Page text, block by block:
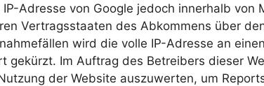
Adresse von Google jedoch innerhalb von
Vertragsstaaten des Abkommens über
wird die volle IP-Adresse an
gekürzt. Im Auftrag des Betreibers dieser
der Website auszuwerten, um